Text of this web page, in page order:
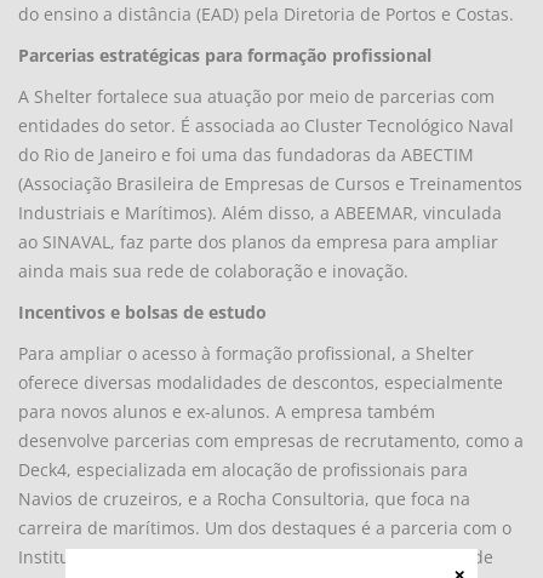
do ensino a distância (EAD) pela Diretoria de Portos e Costas.
Parcerias estratégicas para formação profissional
A Shelter fortalece sua atuação por meio de parcerias com
entidades do setor. É associada ao Cluster Tecnológico Naval
do Rio de Janeiro e foi uma das fundadoras da ABECTIM
(Associação Brasileira de Empresas de Cursos e Treinamentos
Industriais e Marítimos). Além disso, a ABEEMAR, vinculada
ao SINAVAL, faz parte dos planos da empresa para ampliar
ainda mais sua rede de colaboração e inovação.
Incentivos e bolsas de estudo
Para ampliar o acesso à formação profissional, a Shelter
oferece diversas modalidades de descontos, especialmente
para novos alunos e ex-alunos. A empresa também
desenvolve parcerias com empresas de recrutamento, como a
Deck4, especializada em alocação de profissionais para
Navios de cruzeiros, e a Rocha Consultoria, que foca na
carreira de marítimos. Um dos destaques é a parceria com o
Instituto Projeto Neymar Junior, proporcionando bolsas de